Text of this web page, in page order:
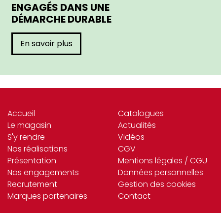
ENGAGÉS DANS UNE
DÉMARCHE DURABLE
En savoir plus
Accueil
Le magasin
S'y rendre
Nos réalisations
Présentation
Nos engagements
Recrutement
Marques partenaires
Catalogues
Actualités
Vidéos
CGV
Mentions légales / CGU
Données personnelles
Gestion des cookies
Contact